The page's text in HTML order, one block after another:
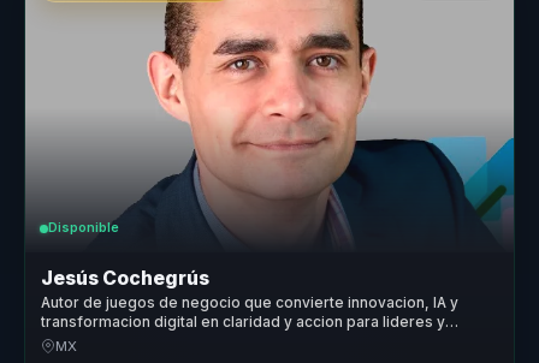
Disponible
Jesús Cochegrús
Autor de juegos de negocio que convierte innovacion, IA y
transformacion digital en claridad y accion para lideres y
empresas.
MX